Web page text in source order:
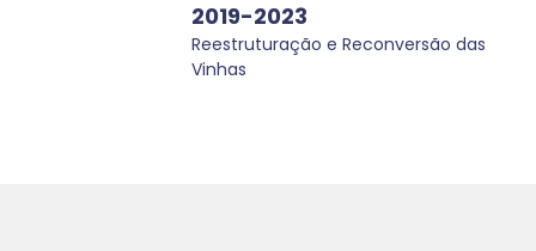
2019-2023
Reestruturação e Reconversão das
Vinhas